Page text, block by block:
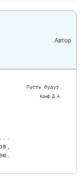
Автор
Пусть будут.
Комф.Д.А.